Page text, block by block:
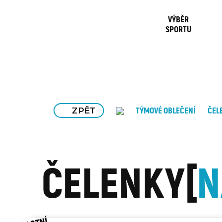
VÝBĚR
SPORTU
ZPĚT TÝMOVÉ OBLEČENÍ
ČELENKY